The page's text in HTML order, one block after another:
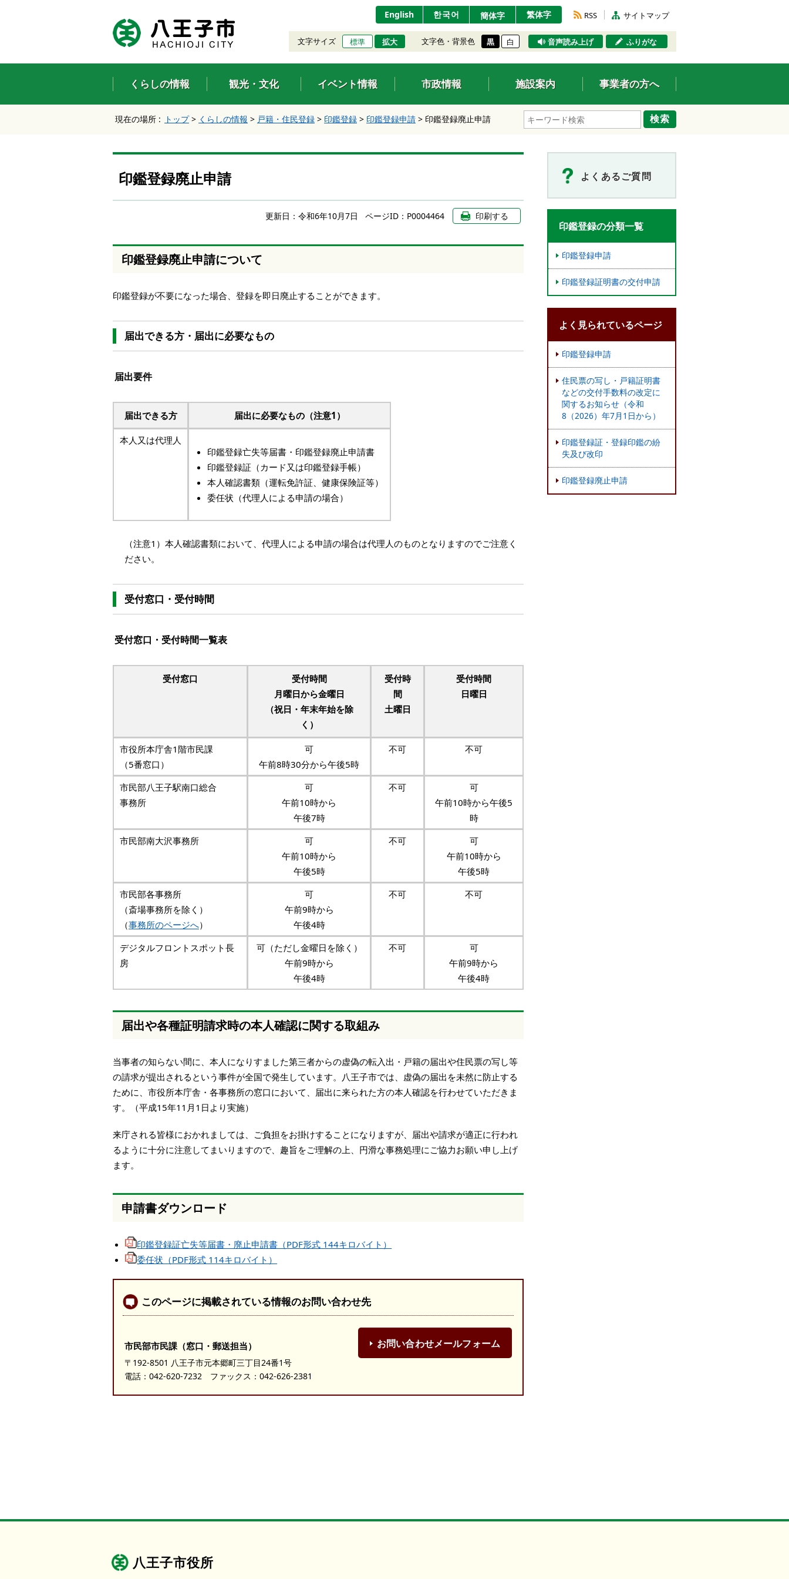
ン
タ
ー
キ
ナ
ビ
シ
ス
し
へ
動
し
ま
す
English 한국어 簡体字 繁体字 RSS サイトマップ
文字サイズ 標準 拡大 文字色・背景色 黒 白 音声読み上げ ふりがな
くらしの情報 観光・文化 イベント情報 市政情報 施設案内 事業者の方へ
検索
現在の場所 : トップ> くらしの情報 > 戸籍・住民登録 > 印鑑登録 > 印鑑登録申請 > 印鑑登録廃止申請
印鑑登録廃止申請
更新日： 令和6年10月7日 ページID：P0004464 印刷する
印鑑登録廃止申請について
印鑑登録が不要になった場合、登録を即日廃止することができます。
届出できる方・届出に必要なもの
届出要件
届出できる方 届出に必要なもの（注意1）
本人又は代理人
印鑑登録亡失等届書・印鑑登録廃止申請書
印鑑登録証（カード又は印鑑登録手帳）
本人確認書類（運転免許証、健康保険証等）
委任状（代理人による申請の場合）
（注意1）本人確認書類において、代理人による申請の場合は代理人のものとなりますのでご注意く
ださい。
受付窓口・受付時間
受付窓口・受付時間一覧表
受付窓口
受付時間
月曜日から金曜日
（祝日・年末年始を除
く）
受付時
間
土曜日
受付時間
日曜日
市役所本庁舎1階市民課
（5番窓口）
可
午前8時30分から午後5時
不可 不可
市民部八王子駅南口総合
事務所
可
午前10時から
午後7時
不可
可
午前10時から午後5
時
市民部南大沢事務所
可
午前10時から
午後5時
不可
可
午前10時から
午後5時
市民部各事務所
（斎場事務所を除く）
（事務所のページへ）
可
午前9時から
午後4時
不可 不可
デジタルフロントスポット長
房
可（ただし金曜日を除く）
午前9時から
午後4時
不可
可
午前9時から
午後4時
届出や各種証明請求時の本人確認に関する取組み
当事者の知らない間に、本人になりすました第三者からの虚偽の転入出・戸籍の届出や住民票の写し等
の請求が提出されるという事件が全国で発生しています。八王子市では、虚偽の届出を未然に防止する
ために、市役所本庁舎・各事務所の窓口において、届出に来られた方の本人確認を行わせていただきま
す。（平成15年11月1日より実施）
来庁される皆様におかれましては、ご負担をお掛けすることになりますが、届出や請求が適正に行われ
るように十分に注意してまいりますので、趣旨をご理解の上、円滑な事務処理にご協力お願い申し上げ
ます。
申請書ダウンロード
印鑑登録証亡失等届書・廃止申請書（PDF形式 144キロバイト）
委任状（PDF形式 114キロバイト）
このページに掲載されている情報のお問い合わせ先
市民部市民課（窓口・郵送担当）
〒192-8501 八王子市元本郷町三丁目24番1号
電話： 042-620-7232 ファックス：042-626-2381
お問い合わせメールフォーム
よくあるご質問
印鑑登録の分類一覧
印鑑登録申請
印鑑登録証明書の交付申請
よく見られているページ
印鑑登録申請
住民票の写し・戸籍証明書
などの交付手数料の改定に
関するお知らせ（令和
8（2026）年7月1日から）
印鑑登録証・登録印鑑の紛
失及び改印
印鑑登録廃止申請
八王子市役所